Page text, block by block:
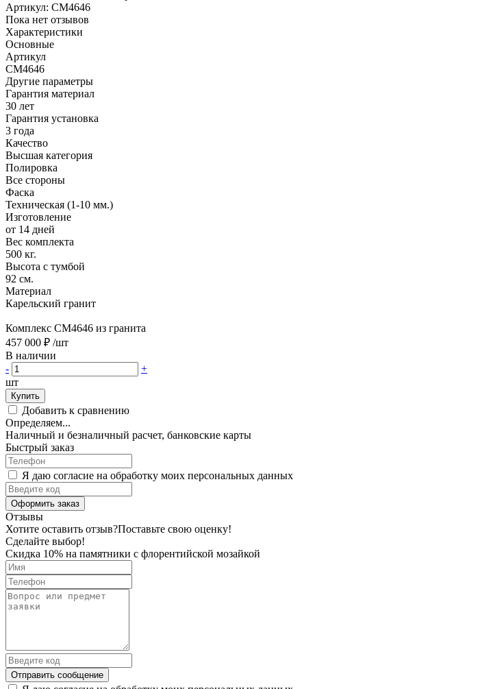
Артикул: CM4646
Пока нет отзывов
Характеристики
Основные
Артикул
CM4646
Другие параметры
Гарантия материал
30 лет
Гарантия установка
3 года
Качество
Высшая категория
Полировка
Все стороны
Фаска
Техническая (1-10 мм.)
Изготовление
от 14 дней
Вес комплекта
500 кг.
Высота с тумбой
92 см.
Материал
Карельский гранит
Комплекс CM4646 из гранита
457 000 ₽ /шт
В наличии
-
+
шт
Купить
Добавить к сравнению
Определяем...
Наличный и безналичный расчет, банковские карты
Быстрый заказ
Я даю согласие на обработку моих персональных данных
Оформить заказ
Отзывы
Хотите оставить отзыв?Поставьте свою оценку!
Сделайте выбор!
Скидка 10% на памятники с флорентийской мозайкой
Отправить сообщение